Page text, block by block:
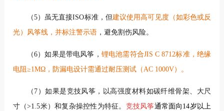
（5）虽无直接ISO标准，但建议使用高可见度（如彩色或反
光）风筝线，并标注警示语，避免割伤风险。
（6）如果是带电风筝， 锂电池需符合JIS C 8712标准，绝缘
电阻≥1MΩ，防漏电设计需通过耐压测试（AC 1000V） 。
（7）如果是竞技风筝， 以高强度材料如碳纤维骨架、大尺
寸（>1.5米）和复杂操控性为特征。 竞技风筝通常面向14岁以上